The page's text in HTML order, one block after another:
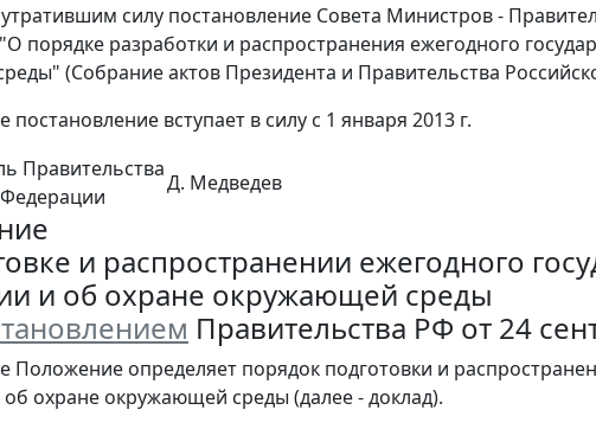
силу постановление Совета Министров -
порядке разработки и распространения ежегодного
(Собрание актов Президента и Правительства
постановление вступает в силу с 1 января 2013 г.
Правительства
Д. Медведев
и распространении ежегодного
и об охране окружающей среды
Правительства РФ от 24
Положение определяет порядок подготовки и
об охране окружающей среды (далее - доклад).